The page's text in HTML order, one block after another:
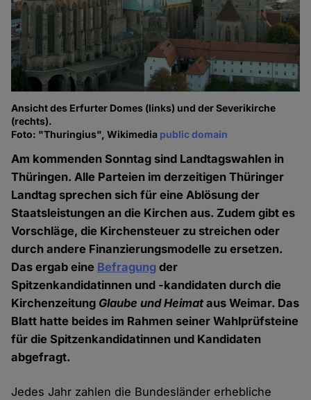
Ansicht des Erfurter Domes (links) und der Severikirche
(rechts).
Foto: "Thuringius", Wikimedia public domain
Am kommenden Sonntag sind Landtagswahlen in
Thüringen. Alle Parteien im derzeitigen Thüringer
Landtag sprechen sich für eine Ablösung der
Staatsleistungen an die Kirchen aus. Zudem gibt es
Vorschläge, die Kirchensteuer zu streichen oder
durch andere Finanzierungsmodelle zu ersetzen.
Das ergab eine Befragung der
Spitzenkandidatinnen und -kandidaten durch die
Kirchenzeitung Glaube und Heimataus Weimar. Das
Blatt hatte beides im Rahmen seiner Wahlprüfsteine
für die Spitzenkandidatinnen und Kandidaten
abgefragt.
Jedes Jahr zahlen die Bundesländer erhebliche